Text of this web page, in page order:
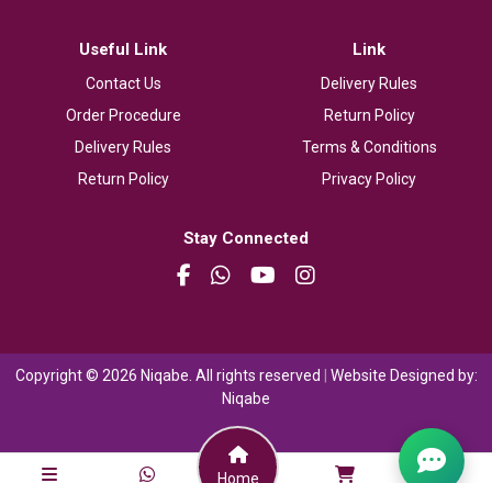
Useful Link
Contact Us
Order Procedure
Delivery Rules
Return Policy
Link
Delivery Rules
Return Policy
Terms & Conditions
Privacy Policy
Stay Connected
Copyright © 2026 Niqabe. All rights reserved | Website Designed by:
Niqabe
Home